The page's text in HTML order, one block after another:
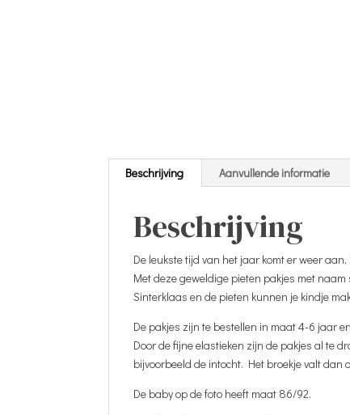
Beschrijving Aanvullende informatie
Beschrijving
De leukste tijd van het jaar komt er weer
Met deze geweldige pieten pakjes met
Sinterklaas en de pieten kunnen je kindje
De pakjes zijn te bestellen in maat 4-6 jaar
Door de fijne elastieken zijn de pakjes al te
bijvoorbeeld de intocht. Het broekje valt dan
De baby op de foto heeft maat 86/92.